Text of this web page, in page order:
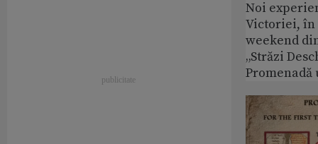
Noi
Victoriei,
weekend
„Străzi
Promenadă